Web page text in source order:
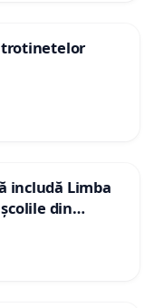
trotinetelor
includă Limba
din